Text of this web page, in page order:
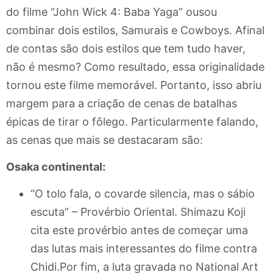
do filme “John Wick 4: Baba Yaga” ousou
combinar dois estilos, Samurais e Cowboys. Afinal
de contas são dois estilos que tem tudo haver,
não é mesmo? Como resultado, essa originalidade
tornou este filme memorável. Portanto, isso abriu
margem para a criação de cenas de batalhas
épicas de tirar o fôlego. Particularmente falando,
as cenas que mais se destacaram são:
Osaka continental:
“O tolo fala, o covarde silencia, mas o sábio
escuta” – Provérbio Oriental. Shimazu Koji
cita este provérbio antes de começar uma
das lutas mais interessantes do filme contra
Chidi.Por fim, a luta gravada no National Art